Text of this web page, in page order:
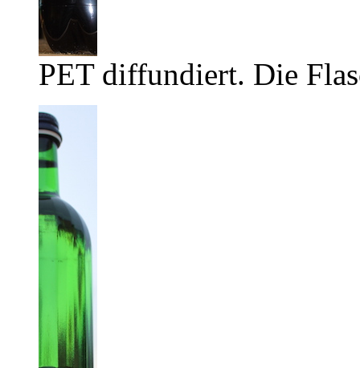
PET diffundiert. Die